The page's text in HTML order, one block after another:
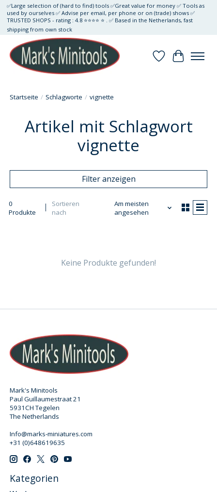
✅Large selection of (hard to find) tools ✅Great value for money ✅ Tools as
used by ourselves ✅ Advise per email, per phone or on (trade) shows ✅
TRUSTED SHOPS - rating : 4.8 ⭐⭐⭐⭐ ⭐ . ✅ Based in the Netherlands, fast
shipping from own stock
Wunschzettel
Ihr
Startseite / Schlagworte / vignette
Artikel mit Schlagwort
vignette
Filter anzeigen
0
Produkte
Sortieren
nach
Am meisten
angesehen
Keine Produkte gefunden!
Mark's Minitools
Paul Guillaumestraat 21
5931CH Tegelen
The Netherlands
Info@marks-miniatures.com
+31 (0)648619635
Kategorien